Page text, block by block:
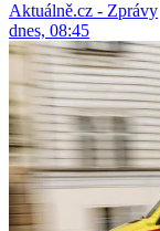
Aktuálně.cz - Zprávy
dnes, 08:45